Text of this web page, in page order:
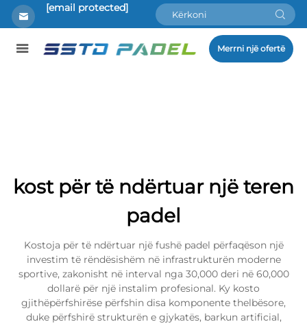
[email protected]
Merrni një ofertë
kost për të ndërtuar një teren
padel
Kostoja për të ndërtuar një fushë padel përfaqëson një
investim të rëndësishëm në infrastrukturën moderne
sportive, zakonisht në interval nga 30,000 deri në 60,000
dollarë për një instalim profesional. Ky kosto
gjithëpërfshirëse përfshin disa komponente thelbësore,
duke përfshirë strukturën e gjykatës, barkun artificial,